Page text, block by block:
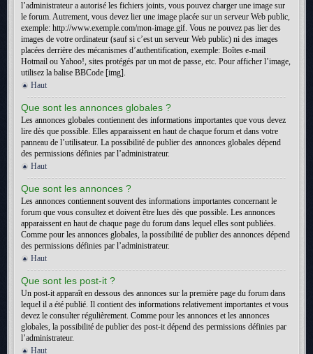
l’administrateur a autorisé les fichiers joints, vous pouvez charger une image sur
le forum. Autrement, vous devez lier une image placée sur un serveur Web public,
exemple: http://www.exemple.com/mon-image.gif. Vous ne pouvez pas lier des
images de votre ordinateur (sauf si c’est un serveur Web public) ni des images
placées derrière des mécanismes d’authentification, exemple: Boîtes e-mail
Hotmail ou Yahoo!, sites protégés par un mot de passe, etc. Pour afficher l’image,
utilisez la balise BBCode [img].
Haut
Que sont les annonces globales ?
Les annonces globales contiennent des informations importantes que vous devez
lire dès que possible. Elles apparaissent en haut de chaque forum et dans votre
panneau de l’utilisateur. La possibilité de publier des annonces globales dépend
des permissions définies par l’administrateur.
Haut
Que sont les annonces ?
Les annonces contiennent souvent des informations importantes concernant le
forum que vous consultez et doivent être lues dès que possible. Les annonces
apparaissent en haut de chaque page du forum dans lequel elles sont publiées.
Comme pour les annonces globales, la possibilité de publier des annonces dépend
des permissions définies par l’administrateur.
Haut
Que sont les post-it ?
Un post-it apparaît en dessous des annonces sur la première page du forum dans
lequel il a été publié. Il contient des informations relativement importantes et vous
devez le consulter régulièrement. Comme pour les annonces et les annonces
globales, la possibilité de publier des post-it dépend des permissions définies par
l’administrateur.
Haut